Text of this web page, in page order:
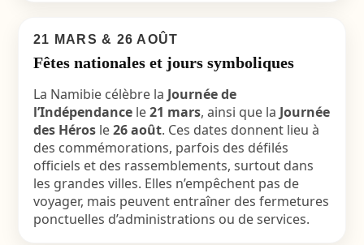
21 MARS & 26 AOÛT
Fêtes nationales et jours symboliques
La Namibie célèbre la Journée de
l’Indépendancele21 mars, ainsi que la Journée
des Hérosle26 août. Ces dates donnent lieu à
des commémorations, parfois des défilés
officiels et des rassemblements, surtout dans
les grandes villes. Elles n’empêchent pas de
voyager, mais peuvent entraîner des fermetures
ponctuelles d’administrations ou de services.